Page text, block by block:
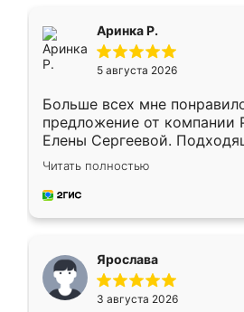
Аринка Р.
5 августа 2026
Больше всех мне
предложение от компании
Елены Сергеевой.
короткие сроки
для замера сотрудник
предложил по моему
Читать полностью
Ярослава
3 августа 2026